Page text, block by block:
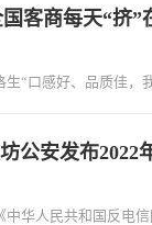
客商每天“挤
生“口感好、品质佳，
公安发布2022
中华人民共和国反电